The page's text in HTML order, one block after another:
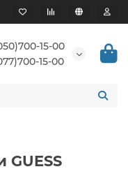
15-00
15-00
GUESS